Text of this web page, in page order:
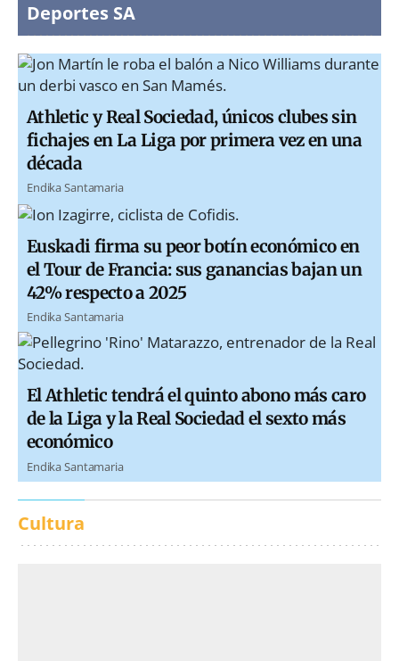
Deportes SA
Athletic y Real Sociedad, únicos clubes sin
fichajes en La Liga por primera vez en una
década
Endika Santamaria
Euskadi firma su peor botín económico en
el Tour de Francia: sus ganancias bajan un
42% respecto a 2025
Endika Santamaria
El Athletic tendrá el quinto abono más caro
de la Liga y la Real Sociedad el sexto más
económico
Endika Santamaria
Cultura